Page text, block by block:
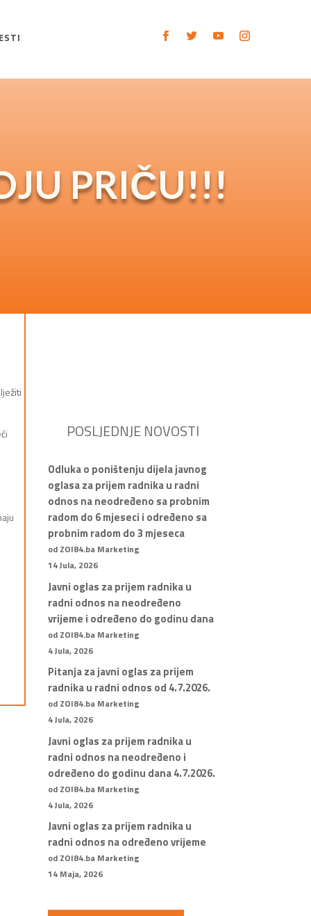
PRIČU!!!
POSLJEDNJE NOVOSTI
Odluka o poništenju dijela javnog
oglasa za prijem radnika u radni
odnos na neodređeno sa probnim
radom do 6 mjeseci i određeno sa
probnim radom do 3 mjeseca
od ZOI84.ba Marketing
14 Jula, 2026
Javni oglas za prijem radnika u
radni odnos na neodređeno
vrijeme i određeno do godinu dana
od ZOI84.ba Marketing
4 Jula, 2026
Pitanja za javni oglas za prijem
radnika u radni odnos od 4.7.2026.
od ZOI84.ba Marketing
4 Jula, 2026
Javni oglas za prijem radnika u
radni odnos na neodređeno i
određeno do godinu dana 4.7.2026.
od ZOI84.ba Marketing
4 Jula, 2026
Javni oglas za prijem radnika u
radni odnos na određeno vrijeme
od ZOI84.ba Marketing
14 Maja, 2026